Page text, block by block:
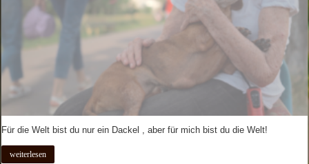
Für die Welt bist du nur ein Dackel , aber für mich bist du die Welt!
weiterlesen